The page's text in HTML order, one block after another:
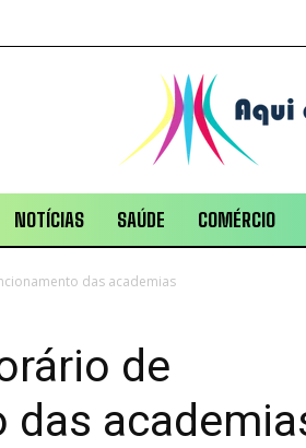
NOTÍCIAS SAÚDE COMÉRCIO
das academias
de